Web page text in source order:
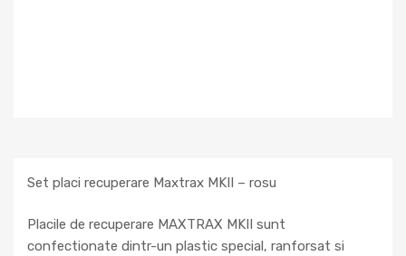
Set placi recuperare Maxtrax MKII – rosu
Placile de recuperare MAXTRAX MKII sunt
confectionate dintr-un plastic special, ranforsat si